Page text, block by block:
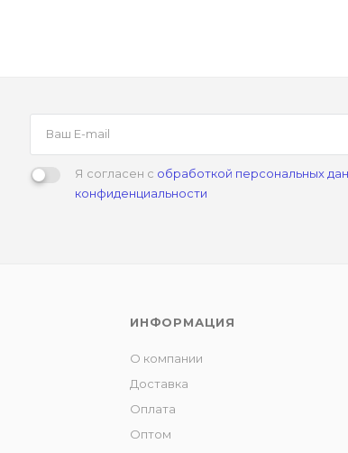
Я согласен с обработкой персональных
конфиденциальности
ИНФОРМАЦИЯ
О компании
Доставка
Оплата
Оптом